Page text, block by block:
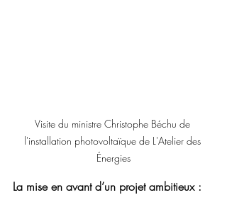
Visite du ministre Christophe Béchu de
l'installation photovoltaïque de L'Atelier des
Énergies
La mise en avant d’un projet ambitieux :